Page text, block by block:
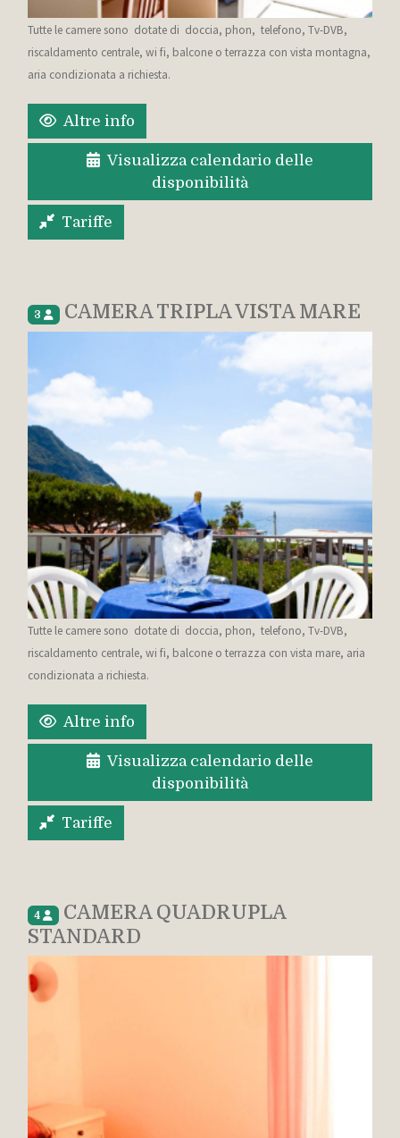
Tutte le camere sono dotate di doccia, phon, telefono, Tv-DVB,
riscaldamento centrale, wi fi, balcone o terrazza con vista montagna,
aria condizionata a richiesta.
Altre info
Visualizza calendario delle
disponibilità
Tariffe
3 CAMERA TRIPLA VISTA MARE
Tutte le camere sono dotate di doccia, phon, telefono, Tv-DVB,
riscaldamento centrale, wi fi, balcone o terrazza con vista mare, aria
condizionata a richiesta.
Altre info
Visualizza calendario delle
disponibilità
Tariffe
4
CAMERA QUADRUPLA
STANDARD